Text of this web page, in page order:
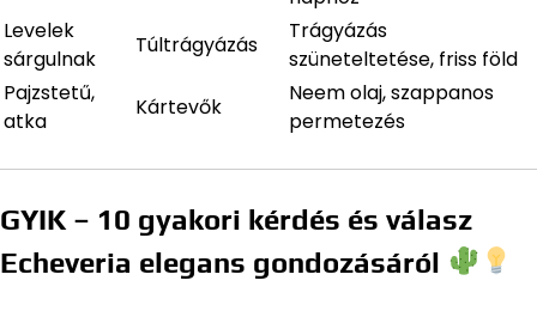
Levelek
sárgulnak
Túltrágyázás
Trágyázás
szüneteltetése, friss föld
Pajzstetű,
atka
Kártevők
Neem olaj, szappanos
permetezés
GYIK – 10 gyakori kérdés és válasz
Echeveria elegans gondozásáról